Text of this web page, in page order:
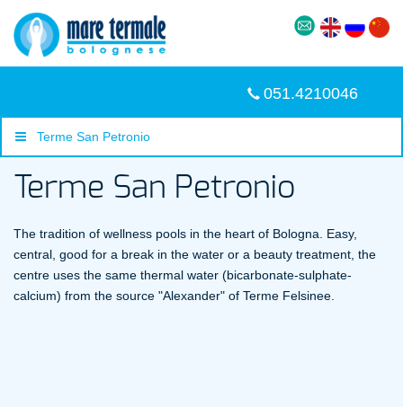
051.4210046
Terme San Petronio
Terme San Petronio
The tradition of wellness pools in the heart of Bologna. Easy,
central, good for a break in the water or a beauty treatment, the
centre uses the same thermal water (bicarbonate-sulphate-
calcium) from the source "Alexander" of Terme Felsinee.